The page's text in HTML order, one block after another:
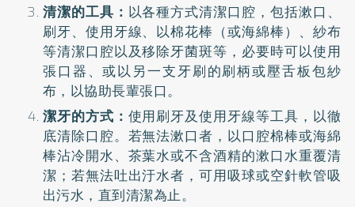
清潔的工具： 以各種方式清潔口腔，包括漱口、
刷牙、使用牙線、以棉花棒（或海綿棒）、紗布
等清潔口腔以及移除牙菌斑等，必要時可以使用
張口器、或以另一支牙刷的刷柄或壓舌板包紗
布，以協助長輩張口。
潔牙的方式： 使用刷牙及使用牙線等工具，以徹
底清除口腔。若無法漱口者，以口腔棉棒或海綿
棒沾冷開水、茶葉水或不含酒精的漱口水重覆清
潔；若無法吐出汙水者，可用吸球或空針軟管吸
出污水，直到清潔為止。